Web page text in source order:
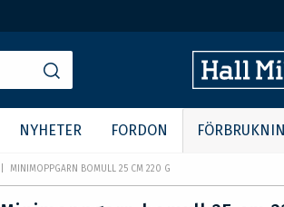
NYHETER FORDON
MINIMOPPGARN BOMULL 25 CM 220 G